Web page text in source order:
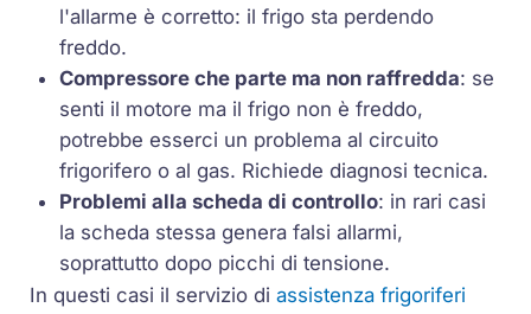
l'allarme è corretto: il frigo sta perdendo
freddo.
Compressore che parte ma non raffredda: se
senti il motore ma il frigo non è freddo,
potrebbe esserci un problema al circuito
frigorifero o al gas. Richiede diagnosi tecnica.
Problemi alla scheda di controllo: in rari casi
la scheda stessa genera falsi allarmi,
soprattutto dopo picchi di tensione.
In questi casi il servizio diassistenza frigoriferi